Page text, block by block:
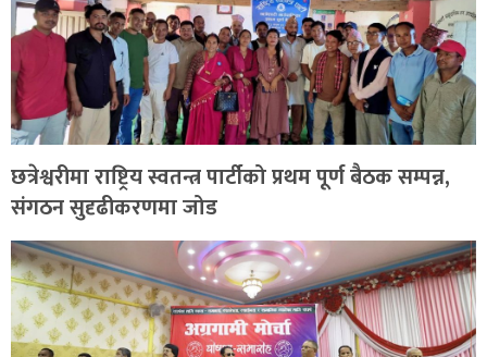
छत्रेश्वरीमा राष्ट्रिय स्वतन्त्र पार्टीको प्रथम पूर्ण बैठक सम्पन्न,
संगठन सुदृढीकरणमा जोड